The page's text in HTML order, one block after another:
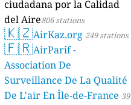
ciudadana por la Calidad
del Aire806 stations
🇰🇿AirKaz.org 249 stations
🇫🇷AirParif -
Association De
Surveillance De La Qualité
De L'air En Île-de-France 39